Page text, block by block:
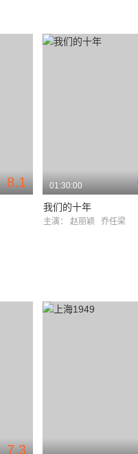
8.1 01:30:00
我们的十年
主演： 赵丽颖 乔任梁
7.3